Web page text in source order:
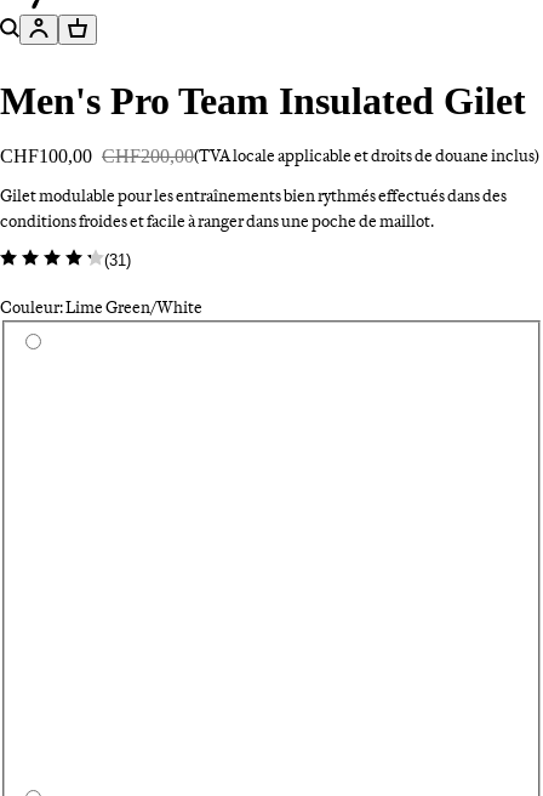
Rechercher
ComptePanier
Men's Pro Team Insulated Gilet
CHF100,00 CHF200,00(TVA locale applicable et droits de douane inclus)
Gilet modulable pour les entraînements bien rythmés effectués dans des
conditions froides et facile à ranger dans une poche de maillot.
(31)
Couleur: Lime Green/White
Sélectionnez une couleur